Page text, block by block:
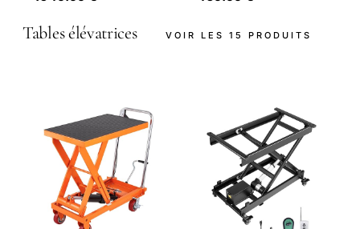
Tables élévatrices VOIR LES 15 PRODUITS